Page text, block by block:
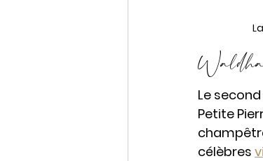
Le
Petite
célèbres